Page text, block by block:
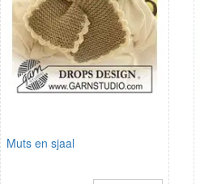
Muts en sjaal